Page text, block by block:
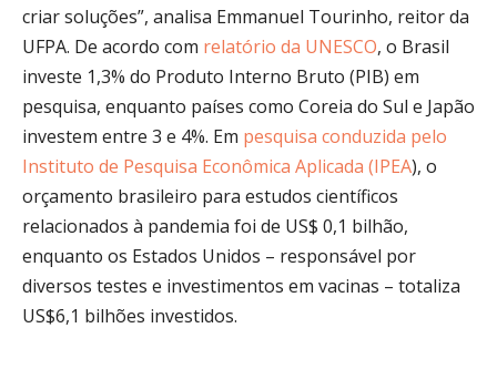
criar soluções”, analisa Emmanuel Tourinho, reitor da
UFPA. De acordo com relatório da UNESCO, o Brasil
investe 1,3% do Produto Interno Bruto (PIB) em
pesquisa, enquanto países como Coreia do Sul e Japão
investem entre 3 e 4%. Em pesquisa conduzida pelo
Instituto de Pesquisa Econômica Aplicada (IPEA), o
orçamento brasileiro para estudos científicos
relacionados à pandemia foi de US$ 0,1 bilhão,
enquanto os Estados Unidos – responsável por
diversos testes e investimentos em vacinas – totaliza
US$6,1 bilhões investidos.